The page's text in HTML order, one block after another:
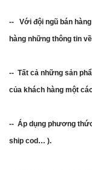
-- Với đội ngũ bán
hàng những thông tin
-- Tất cả những sản
của khách hàng một
-- Áp dụng phương
ship cod… ).